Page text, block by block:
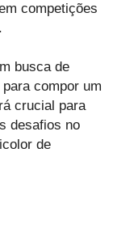
competições
busca de
compor um
crucial para
desafios no
de